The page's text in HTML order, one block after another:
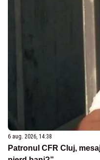
6 aug. 2026, 14:38
Patronul CFR Cluj,